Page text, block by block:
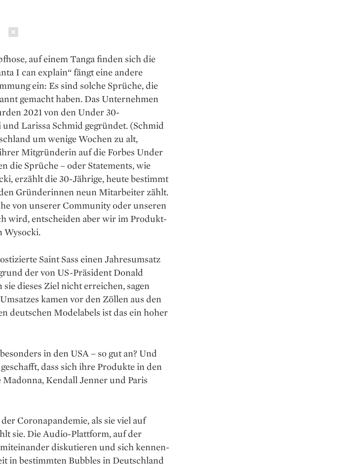
auf einem Tanga finden sich die
I can explain“ fängt eine andere
ein: Es sind solche Sprüche, die
gemacht haben. Das Unternehmen
2021 von den Under 30-
Larissa Schmid gegründet. (Schmid
um wenige Wochen zu alt,
Mitgründerin auf die Forbes Under
die Sprüche – oder Statements, wie
erzählt die 30-Jährige, heute bestimmt
Gründerinnen neun Mitarbeiter zählt.
von unserer Community oder unseren
wird, entscheiden aber wir im Produkt-
Wysocki.
Saint Sass einen Jahresumsatz
der von US-Präsident Donald
dieses Ziel nicht erreichen, sagen
kamen vor den Zöllen aus den
deutschen Modelabels ist das ein hoher
in den USA – so gut an? Und
dass sich ihre Produkte in den
Kendall Jenner und Paris
Coronapandemie, als sie viel auf
sie. Die Audio-Plattform, auf der
diskutieren und sich kennen­
in bestimmten Bubbles in Deutschland